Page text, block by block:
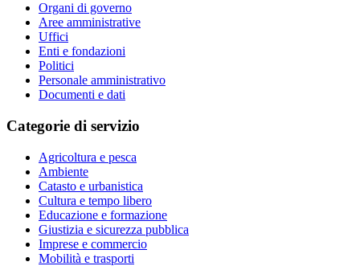
Organi di governo
Aree amministrative
Uffici
Enti e fondazioni
Politici
Personale amministrativo
Documenti e dati
Categorie di servizio
Agricoltura e pesca
Ambiente
Catasto e urbanistica
Cultura e tempo libero
Educazione e formazione
Giustizia e sicurezza pubblica
Imprese e commercio
Mobilità e trasporti